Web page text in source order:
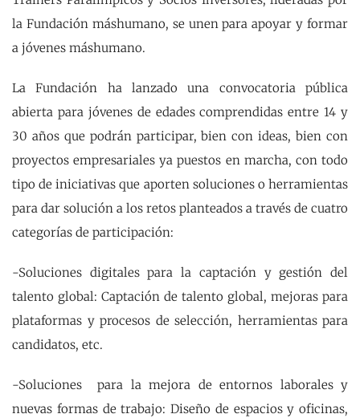
la Fundación máshumano, se unen para apoyar y formar
a jóvenes máshumano.
La Fundación ha lanzado una convocatoria pública
abierta para jóvenes de edades comprendidas entre 14 y
30 años que podrán participar, bien con ideas, bien con
proyectos empresariales ya puestos en marcha, con todo
tipo de iniciativas que aporten soluciones o herramientas
para dar solución a los retos planteados a través de cuatro
categorías de participación:
-Soluciones digitales para la captación y gestión del
talento global: Captación de talento global, mejoras para
plataformas y procesos de selección, herramientas para
candidatos, etc.
-Soluciones para la mejora de entornos laborales y
nuevas formas de trabajo: Diseño de espacios y oficinas,